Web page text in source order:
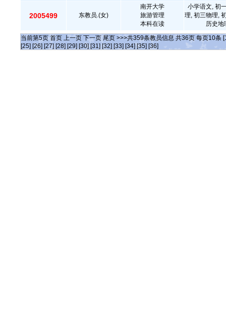
2005499 东教员.(女)
南开大学
旅游管理
本科在读
小学语文, 初
理, 初三物理,
历史地
当前第5页 首页 上一页 下一页 尾页 >>>共359条教员信息 共36页 每页10条
[25] [26] [27] [28] [29] [30] [31] [32] [33] [34] [35] [36]